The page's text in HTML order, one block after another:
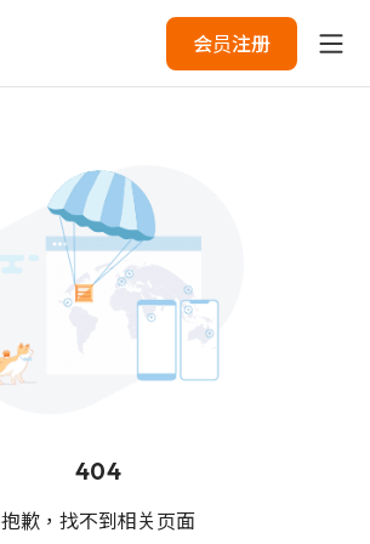
会员注册
404
抱歉，找不到相关页面